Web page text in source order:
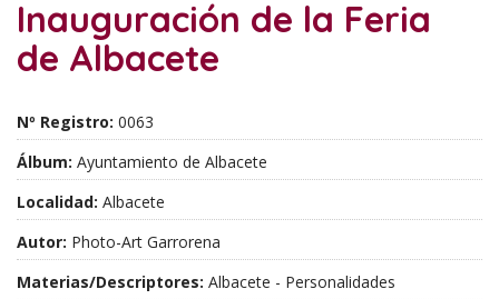
Inauguración de la Feria
de Albacete
Nº Registro: 0063
Álbum: Ayuntamiento de Albacete
Localidad: Albacete
Autor: Photo-Art Garrorena
Materias/Descriptores: Albacete - Personalidades